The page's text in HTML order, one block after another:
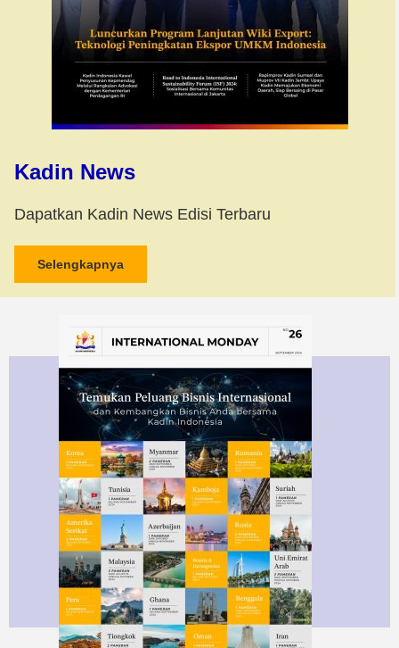
Kadin News
Dapatkan Kadin News Edisi Terbaru
Selengkapnya